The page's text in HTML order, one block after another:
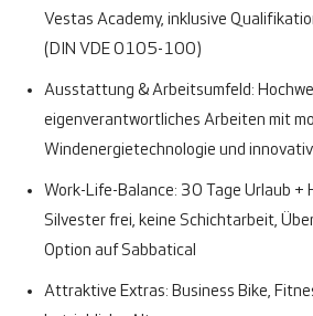
Vestas Academy, inklusive
(DIN VDE 0105-100)
Ausstattung & Arbeitsumfeld:
eigenverantwortliches Arbeiten mit
Windenergietechnologie und
Work-Life-Balance: 30 Tage Urlaub +
Silvester frei, keine Schichtarbeit,
Option auf Sabbatical
Attraktive Extras: Business Bike,